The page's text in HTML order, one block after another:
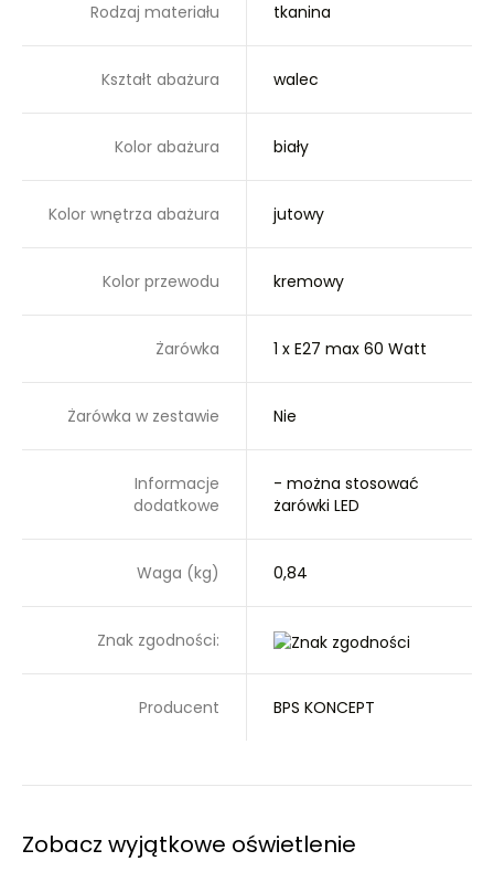
Rodzaj materiału tkanina
Kształt abażura walec
Kolor abażura biały
Kolor wnętrza abażura jutowy
Kolor przewodu kremowy
Żarówka 1 x E27 max 60 Watt
Żarówka w zestawie Nie
Informacje
dodatkowe
- można stosować
żarówki LED
Waga (kg) 0,84
Znak zgodności:
Producent BPS KONCEPT
Zobacz wyjątkowe oświetlenie